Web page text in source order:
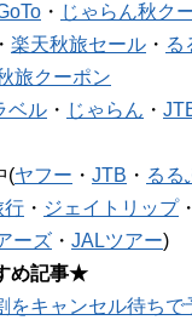
・ じゃらん秋ク
・ 楽天秋旅セール ・ る
旅クーポン
ベル ・ じゃらん ・
(ヤフー ・ JTB ・ るる
行 ・ ジェイトリップ・
ーズ ・ JALツアー)
め記事★
をキャンセル待ちで